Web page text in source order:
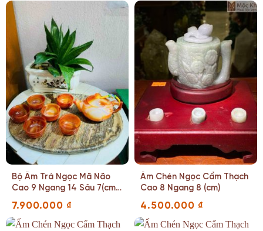
Bộ Ấm Trà Ngọc Mã Não
Cao 9 Ngang 14 Sâu 7(cm)
Dung Tích 320(ml)
7.900.000 ₫
Ấm Chén Ngọc Cẩm Thạch
Cao 8 Ngang 8 (cm)
4.500.000 ₫